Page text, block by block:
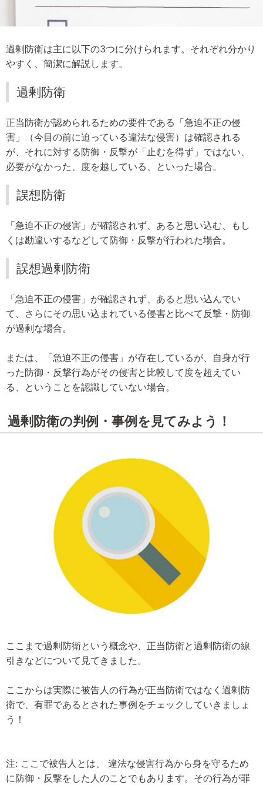
過剰防衛は主に以下の3つに分けられます。それぞれ分かり
やすく、簡潔に解説します。
過剰防衛
正当防衛が認められるための要件である「急迫不正の侵
害」（今目の前に迫っている違法な侵害）は確認される
が、それに対する防御・反撃が「止むを得ず」ではない、
必要がなかった、度を越している、といった場合。
誤想防衛
「急迫不正の侵害」が確認されず、あると思い込む、もし
くは勘違いするなどして防御・反撃が行われた場合。
誤想過剰防衛
「急迫不正の侵害」が確認されず、あると思い込んでい
て、さらにその思い込まれている侵害と比べて反撃・防御
が過剰な場合。
または、「急迫不正の侵害」が存在しているが、自身が行
った防御・反撃行為がその侵害と比較して度を超えてい
る、ということを認識していない場合。
過剰防衛の判例・事例を見てみよう！
ここまで過剰防衛という概念や、正当防衛と過剰防衛の線
引きなどについて見てきました。
ここからは実際に被告人の行為が正当防衛ではなく過剰防
衛で、有罪であるとされた事例をチェックしていきましょ
う！
注: ここで被告人とは、 違法な侵害行為から身を守るため
に防御・反撃をした人のことでもあります。その行為が罪